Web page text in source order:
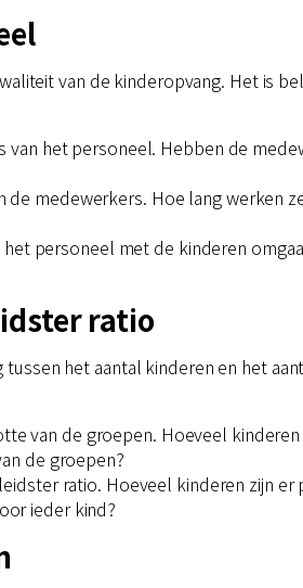
van de kinderopvang. Het is
van het personeel. Hebben de
de medewerkers. Hoe lang werken
personeel met de kinderen
ratio
het aantal kinderen en het
van de groepen. Hoeveel
de groepen?
ratio. Hoeveel kinderen zijn
ieder kind?